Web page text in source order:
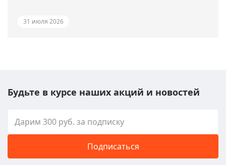
31 июля 2026
Будьте в курсе наших акций и новостей
Подписаться